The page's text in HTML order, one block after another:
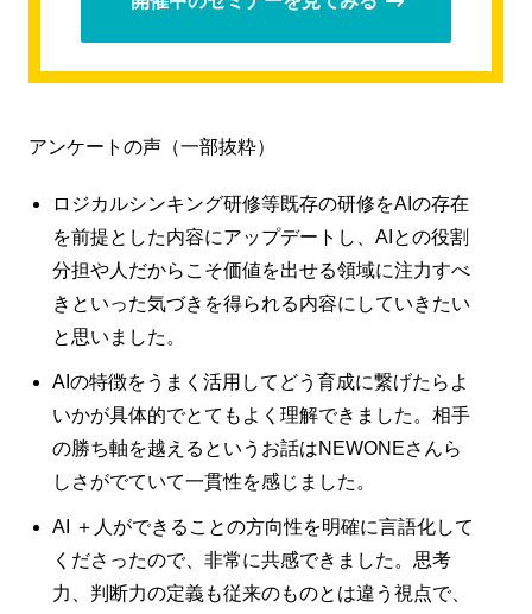
アンケートの声（一部抜粋）
ロジカルシンキング研修等既存の研修をAIの存在
を前提とした内容にアップデートし、AIとの役割
分担や人だからこそ価値を出せる領域に注力すべ
きといった気づきを得られる内容にしていきたい
と思いました。
AIの特徴をうまく活用してどう育成に繋げたらよ
いかが具体的でとてもよく理解できました。相手
の勝ち軸を越えるというお話はNEWONEさんら
しさがでていて一貫性を感じました。
AI ＋人ができることの方向性を明確に言語化して
くださったので、非常に共感できました。思考
力、判断力の定義も従来のものとは違う視点で、